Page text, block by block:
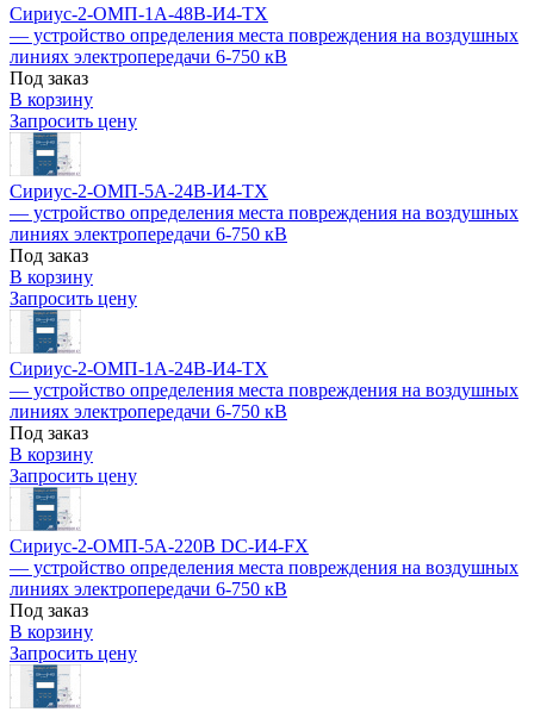
Сириус-2-ОМП-1А-48В-И4-TX
— устройство определения места повреждения на воздушных
линиях электропередачи 6-750 кВ
Под заказ
В корзину
Запросить цену
Сириус-2-ОМП-5А-24В-И4-TX
— устройство определения места повреждения на воздушных
линиях электропередачи 6-750 кВ
Под заказ
В корзину
Запросить цену
Сириус-2-ОМП-1А-24В-И4-TX
— устройство определения места повреждения на воздушных
линиях электропередачи 6-750 кВ
Под заказ
В корзину
Запросить цену
Сириус-2-ОМП-5А-220В DC-И4-FX
— устройство определения места повреждения на воздушных
линиях электропередачи 6-750 кВ
Под заказ
В корзину
Запросить цену